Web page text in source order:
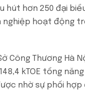
hút hơn 250 đại
hoạt động
Công Thương Hà
kTOE tổng
nhờ sự phối